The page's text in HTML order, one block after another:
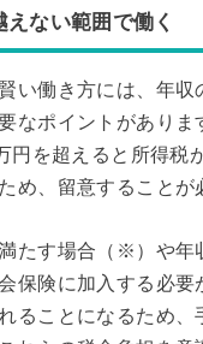
ない範囲で働く
い働き方には、年収
なポイントがありま
円を超えると所得税
め、留意することが
たす場合（※）や年
保険に加入する必
ることになるため、